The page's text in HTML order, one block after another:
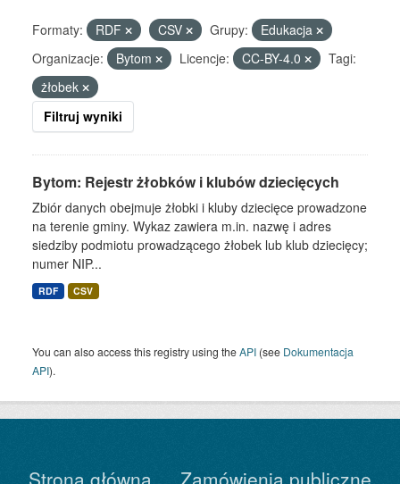
Formaty: RDF CSV Grupy:
Edukacja
Organizacje:
Bytom Licencje: CC-BY-4.0
Tagi:
żłobek
Filtruj wyniki
Bytom: Rejestr żłobków i klubów dziecięcych
Zbiór danych obejmuje żłobki i kluby dziecięce prowadzone
na terenie gminy. Wykaz zawiera m.in. nazwę i adres
siedziby podmiotu prowadzącego żłobek lub klub dziecięcy;
numer NIP...
RDF CSV
You can also access this registry using theAPI (see Dokumentacja
API).
Strona główna Zamówienia publiczne